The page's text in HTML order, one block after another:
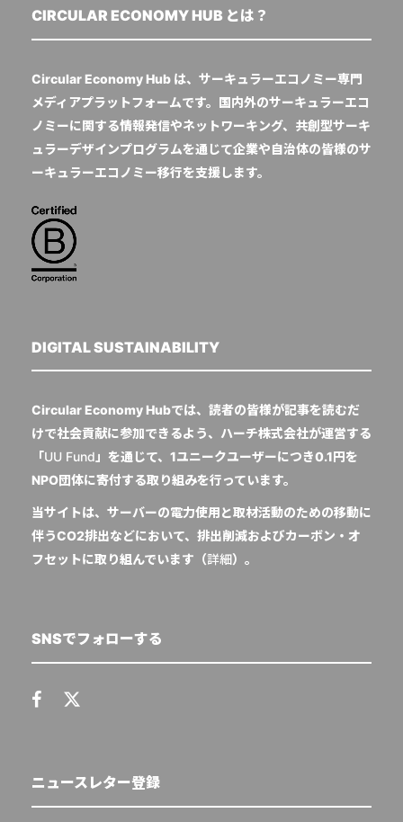
CIRCULAR ECONOMY HUB とは？
Circular Economy Hub は、サーキュラーエコノミー専門
メディアプラットフォームです。国内外のサーキュラーエコ
ノミーに関する情報発信やネットワーキング、共創型サーキ
ュラーデザインプログラムを通じて企業や自治体の皆様のサ
ーキュラーエコノミー移行を支援します。
DIGITAL SUSTAINABILITY
Circular Economy Hubでは、読者の皆様が記事を読むだ
けで社会貢献に参加できるよう、ハーチ株式会社が運営する
「UU Fund 」を通じて、1ユニークユーザーにつき0.1円を
NPO団体に寄付する取り組みを行っています。
当サイトは、サーバーの電力使用と取材活動のための移動に
伴うCO2排出などにおいて、排出削減およびカーボン・オ
フセットに取り組んでいます（詳細）。
SNSでフォローする
ニュースレター登録